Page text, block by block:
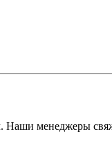
Наши менеджеры